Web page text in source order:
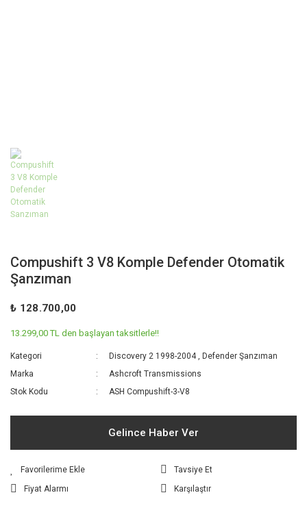
Compushift 3 V8 Komple Defender Otomatik
Şanzıman
₺ 128.700,00
13.299,00 TL den başlayan taksitlerle!!
Kategori Discovery 2 1998-2004 ,Defender Şanzıman
Marka
Ashcroft Transmissions
Stok Kodu
ASH Compushift-3-V8
Gelince Haber Ver
Tavsiye Et
Fiyat Alarmı
Karşılaştır